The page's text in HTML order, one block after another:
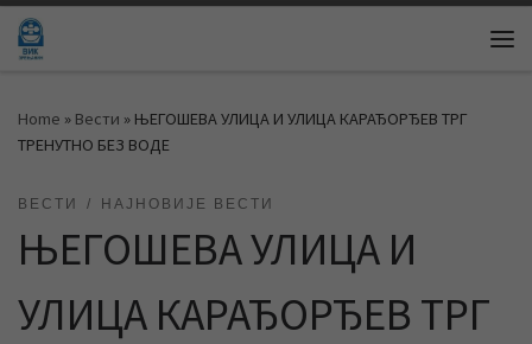
Skip to content
Home » Вести » ЊЕГОШЕВА УЛИЦА И УЛИЦА КАРАЂОРЂЕВ ТРГ
ТРЕНУТНО БЕЗ ВОДЕ
ВЕСТИ НАЈНОВИЈЕ ВЕСТИ
ЊЕГОШЕВА УЛИЦА И
УЛИЦА КАРАЂОРЂЕВ ТРГ